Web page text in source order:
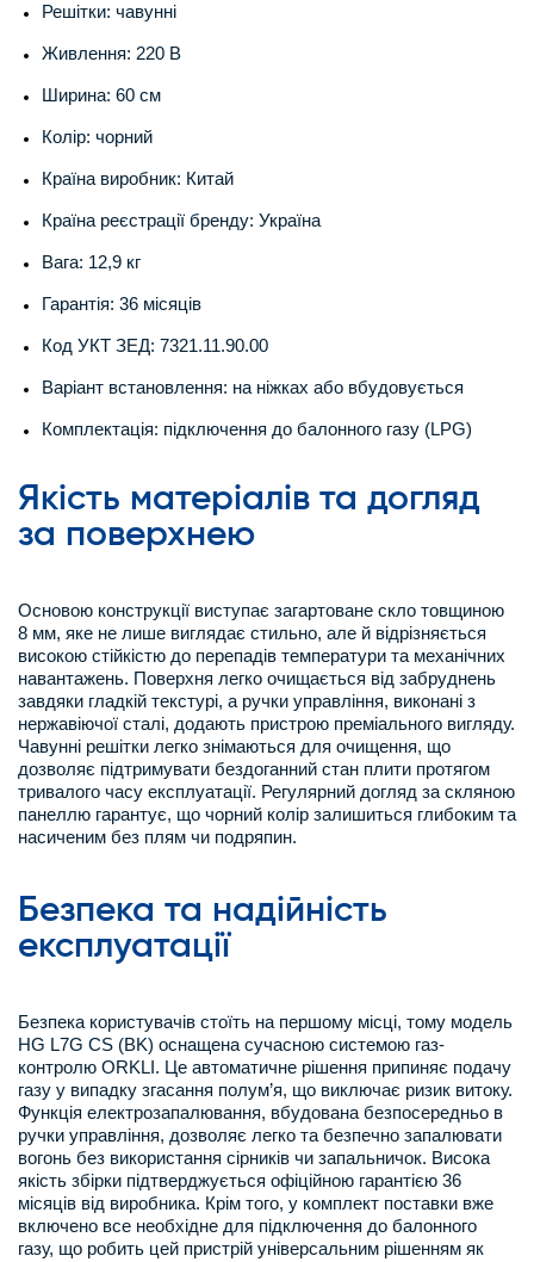
Решітки: чавунні
Живлення: 220 В
Ширина: 60 см
Колір: чорний
Країна виробник: Китай
Країна реєстрації бренду: Україна
Вага: 12,9 кг
Гарантія: 36 місяців
Код УКТ ЗЕД: 7321.11.90.00
Варіант встановлення: на ніжках або вбудовується
Комплектація: підключення до балонного газу (LPG)
Якість матеріалів та догляд
за поверхнею
Основою конструкції виступає загартоване скло товщиною
8 мм, яке не лише виглядає стильно, але й відрізняється
високою стійкістю до перепадів температури та механічних
навантажень. Поверхня легко очищається від забруднень
завдяки гладкій текстурі, а ручки управління, виконані з
нержавіючої сталі, додають пристрою преміального вигляду.
Чавунні решітки легко знімаються для очищення, що
дозволяє підтримувати бездоганний стан плити протягом
тривалого часу експлуатації. Регулярний догляд за скляною
панеллю гарантує, що чорний колір залишиться глибоким та
насиченим без плям чи подряпин.
Безпека та надійність
експлуатації
Безпека користувачів стоїть на першому місці, тому модель
HG L7G CS (BK) оснащена сучасною системою газ-
контролю ORKLI. Це автоматичне рішення припиняє подачу
газу у випадку згасання полум’я, що виключає ризик витоку.
Функція електрозапалювання, вбудована безпосередньо в
ручки управління, дозволяє легко та безпечно запалювати
вогонь без використання сірників чи запальничок. Висока
якість збірки підтверджується офіційною гарантією 36
місяців від виробника. Крім того, у комплект поставки вже
включено все необхідне для підключення до балонного
газу, що робить цей пристрій універсальним рішенням як